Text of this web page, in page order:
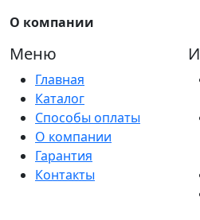
О компании
Меню
Главная
Каталог
Способы оплаты
О компании
Гарантия
Контакты